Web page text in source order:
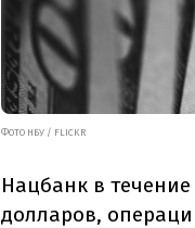
ФОТО НБУ / FLICKR
Нацбанк в
долларов,